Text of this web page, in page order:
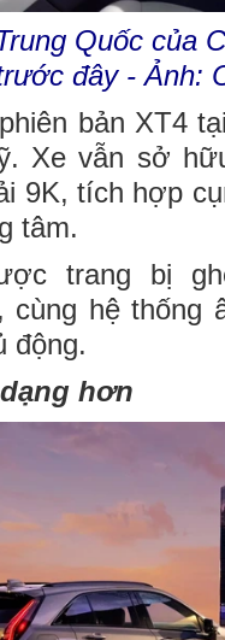
Quốc của
đây - Ảnh:
bản XT4
Xe vẫn sở
9K, tích hợp
tâm.
trang bị
cùng hệ thống
động.
hơn